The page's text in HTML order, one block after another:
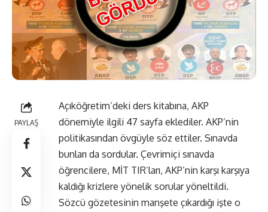
PAYLAŞ
Açıköğretim’deki ders kitabına, AKP
dönemiyle ilgili 47 sayfa eklediler. AKP’nin
politikasından övgüyle söz ettiler. Sınavda
bunları da sordular. Çevrimiçi sınavda
öğrencilere, MİT TIR’ları, AKP’nin karşı karşıya
kaldığı krizlere yönelik sorular yöneltildi.
Sözcü gözetesinin manşete çıkardığı işte o